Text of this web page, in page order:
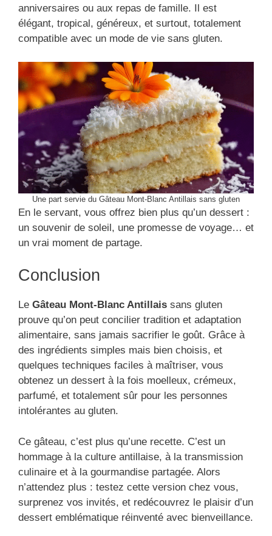
anniversaires ou aux repas de famille. Il est
élégant, tropical, généreux, et surtout, totalement
compatible avec un mode de vie sans gluten.
Une part servie du Gâteau Mont-Blanc Antillais sans gluten
En le servant, vous offrez bien plus qu’un dessert :
un souvenir de soleil, une promesse de voyage… et
un vrai moment de partage.
Conclusion
Le Gâteau Mont-Blanc Antillais sans gluten
prouve qu’on peut concilier tradition et adaptation
alimentaire, sans jamais sacrifier le goût. Grâce à
des ingrédients simples mais bien choisis, et
quelques techniques faciles à maîtriser, vous
obtenez un dessert à la fois moelleux, crémeux,
parfumé, et totalement sûr pour les personnes
intolérantes au gluten.
Ce gâteau, c’est plus qu’une recette. C’est un
hommage à la culture antillaise, à la transmission
culinaire et à la gourmandise partagée. Alors
n’attendez plus : testez cette version chez vous,
surprenez vos invités, et redécouvrez le plaisir d’un
dessert emblématique réinventé avec bienveillance.